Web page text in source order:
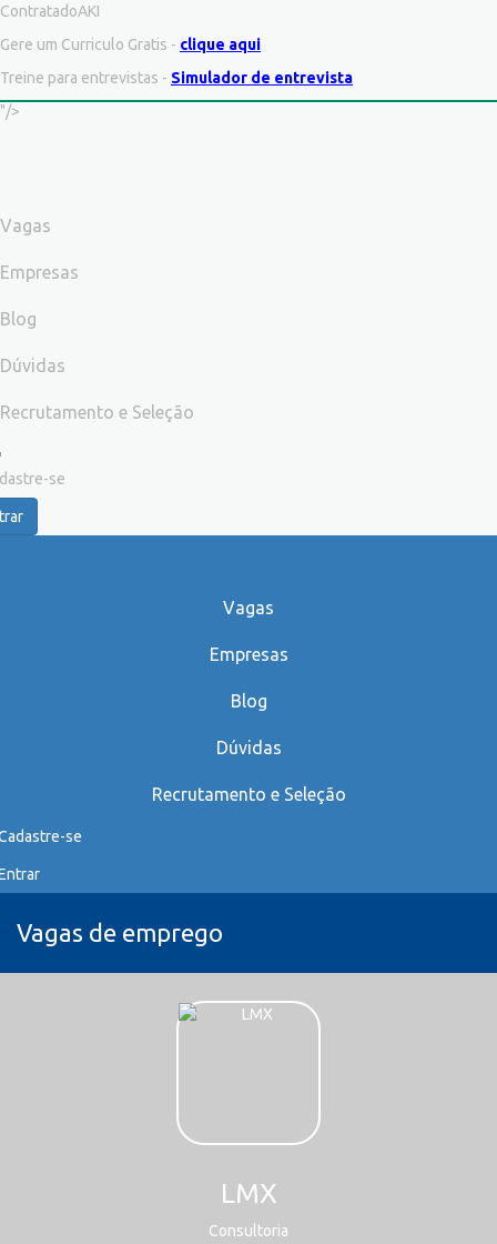
ContratadoAKI
Gere um Curriculo Gratis - clique aqui
Treine para entrevistas - Simulador de entrevista
"/>
Vagas
Empresas
Blog
Dúvidas
Recrutamento e Seleção
se
Vagas
Empresas
Blog
Dúvidas
Recrutamento e Seleção
se
Vagas de emprego
LMX
Consultoria